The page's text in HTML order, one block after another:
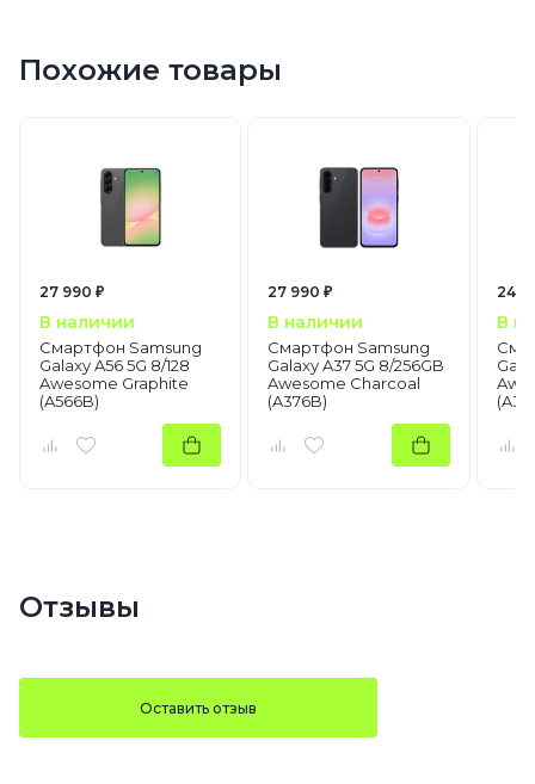
Похожие товары
27 990 ₽
В наличии
Смартфон Samsung
Galaxy A56 5G 8/128
Awesome Graphite
(A566B)
27 990 ₽
В наличии
Смартфон Samsung
Galaxy A37 5G 8/256GB
Awesome Charcoal
(A376B)
24
В
Отзывы
Оставить отзыв